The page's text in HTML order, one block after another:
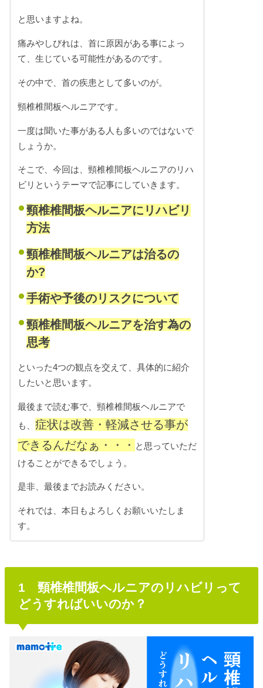
と思いますよね。
痛みやしびれは、首に原因がある事によっ
て、生じている可能性があるのです。
その中で、首の疾患として多いのが。
頸椎椎間板ヘルニアです。
一度は聞いた事がある人も多いのではないで
しょうか。
そこで、今回は、頸椎椎間板ヘルニアのリハ
ビリというテーマで記事にしていきます。
頸椎椎間板ヘルニアにリハビリ
方法
頸椎椎間板ヘルニアは治るの
か?
手術や予後のリスクについて
頸椎椎間板ヘルニアを治す為の
思考
といった4つの観点を交えて、具体的に紹介
したいと思います。
最後まで読む事で、頸椎椎間板ヘルニアで
も、 症状は改善・軽減させる事が
できるんだなぁ・・・
と思っていただ
けることができるでしょう。
是非、最後までお読みください。
それでは、本日もよろしくお願いいたしま
す。
1 頸椎椎間板ヘルニアのリハビリって
どうすればいいのか？